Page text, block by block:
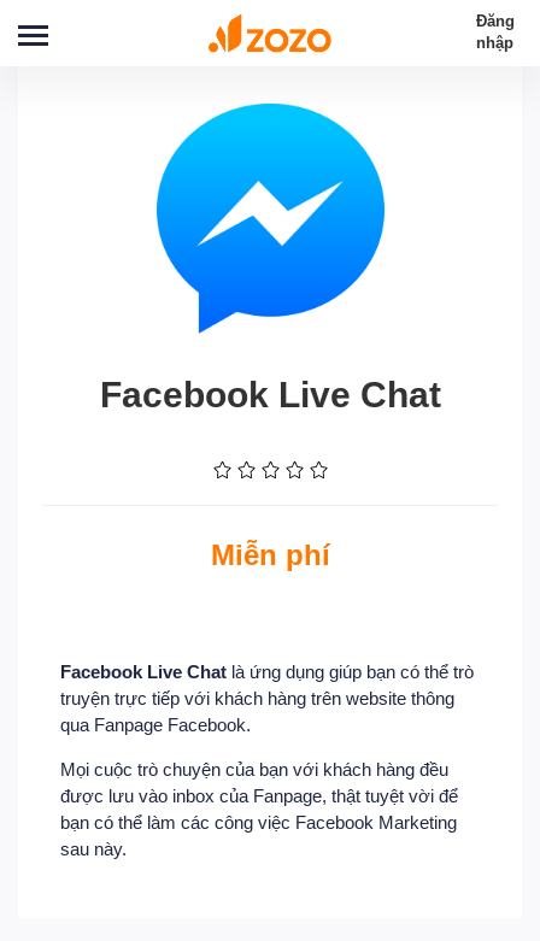
Đăng
nhập
Facebook Live Chat
Miễn phí
Facebook Live Chat là ứng dụng giúp bạn có thể trò
truyện trực tiếp với khách hàng trên website thông
qua Fanpage Facebook.
Mọi cuộc trò chuyện của bạn với khách hàng đều
được lưu vào inbox của Fanpage, thật tuyệt vời để
bạn có thể làm các công việc Facebook Marketing
sau này.